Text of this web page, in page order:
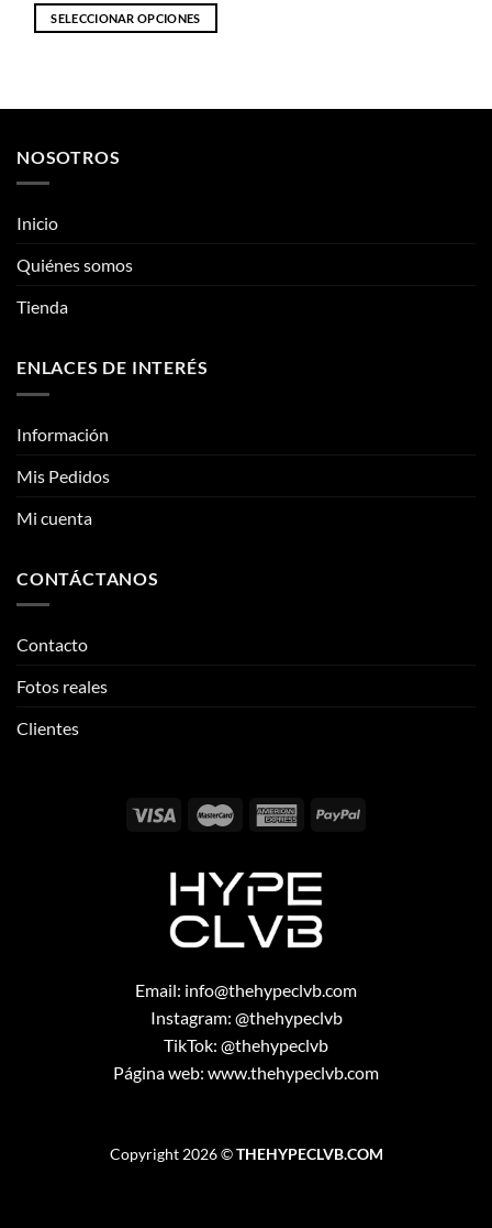
SELECCIONAR OPCIONES
múltiples
en
producto
NOSOTROS
Inicio
Quiénes somos
Tienda
ENLACES DE INTERÉS
Información
Mis Pedidos
Mi cuenta
CONTÁCTANOS
Contacto
Fotos reales
Clientes
Email: info@thehypeclvb.com
Instagram: @thehypeclvb
TikTok: @thehypeclvb
Página web: www.thehypeclvb.com
Copyright 2026 ©THEHYPECLVB.COM